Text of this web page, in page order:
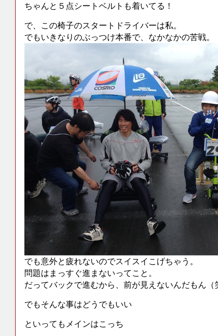
ちゃんと５点シートベルトも着いてる！
で、この椅子のスタートドライバーは私。
でもいきなりのぶっつけ本番で、なかなかの苦戦。
でも意外と疲れないのでスイスイこげちゃう。
問題はまっすぐ進まないってこと。
だってバックで進むから、前が見えないんだもん（
でもそんな事はどうでもいい
といってもメインはこっち